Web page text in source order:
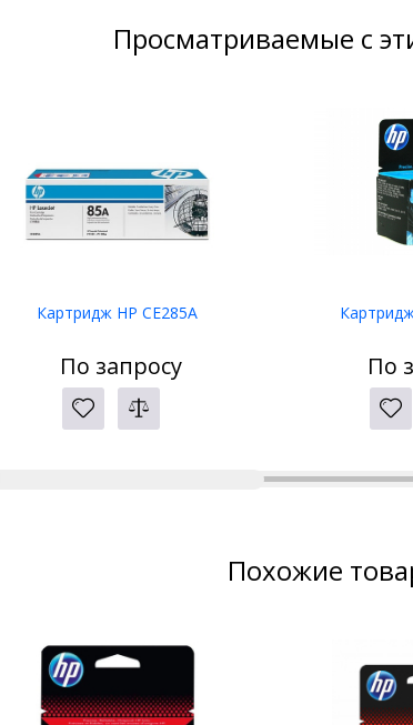
Просматриваемые с
Картридж HP CE285A
По запросу По
Похожие